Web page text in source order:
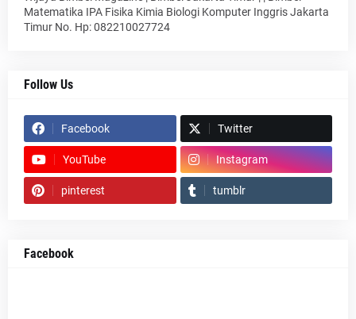
Matematika IPA Fisika Kimia Biologi Komputer Inggris Jakarta
Timur No. Hp: 082210027724
Follow Us
Facebook Twitter
YouTube Instagram
pinterest tumblr
Facebook